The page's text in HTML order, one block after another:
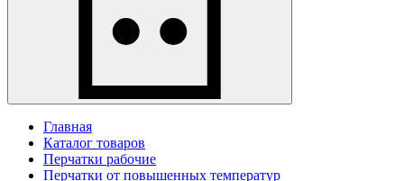
Главная
Каталог товаров
Перчатки рабочие
Перчатки от повышенных температур